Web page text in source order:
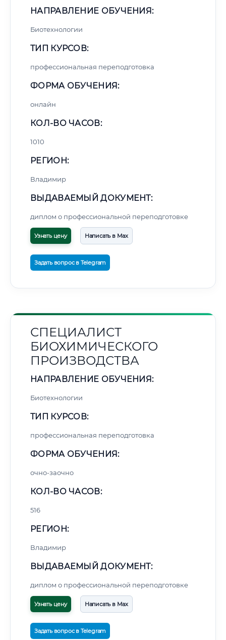
НАПРАВЛЕНИЕ ОБУЧЕНИЯ:
Биотехнологии
ТИП КУРСОВ:
профессиональная переподготовка
ФОРМА ОБУЧЕНИЯ:
онлайн
КОЛ-ВО ЧАСОВ:
1010
РЕГИОН:
Владимир
ВЫДАВАЕМЫЙ ДОКУМЕНТ:
диплом о профессиональной переподготовке
Узнать цену Написать в Max
Задать вопрос в Telegram
СПЕЦИАЛИСТ
БИОХИМИЧЕСКОГО
ПРОИЗВОДСТВА
НАПРАВЛЕНИЕ ОБУЧЕНИЯ:
Биотехнологии
ТИП КУРСОВ:
профессиональная переподготовка
ФОРМА ОБУЧЕНИЯ:
очно-заочно
КОЛ-ВО ЧАСОВ:
516
РЕГИОН:
Владимир
ВЫДАВАЕМЫЙ ДОКУМЕНТ:
диплом о профессиональной переподготовке
Узнать цену Написать в Max
Задать вопрос в Telegram